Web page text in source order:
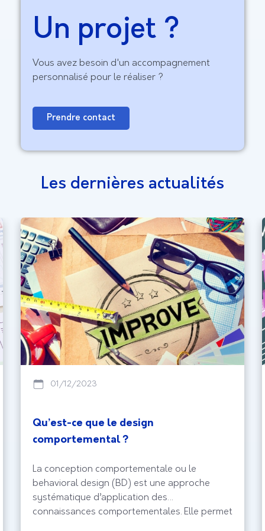
Un projet ?
Vous avez besoin d'un accompagnement
personnalisé pour le réaliser ?
Prendre contact
Les dernières actualités
01/12/2023
Qu’est-ce que le design
comportemental ?
La conception comportementale ou le
behavioral design (BD) est une approche
systématique d’application des
connaissances comportementales. Elle permet